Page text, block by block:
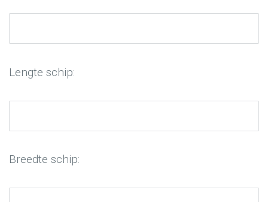
Lengte schip:
Breedte schip: